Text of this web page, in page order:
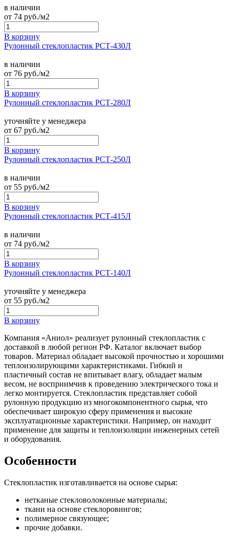
в наличии
от 74 руб./м2
В корзину
Рулонный стеклопластик РСТ-430Л
в наличии
от 76 руб./м2
В корзину
Рулонный стеклопластик РСТ-280Л
уточняйте у менеджера
от 67 руб./м2
В корзину
Рулонный стеклопластик РСТ-250Л
в наличии
от 55 руб./м2
В корзину
Рулонный стеклопластик РСТ-415Л
в наличии
от 74 руб./м2
В корзину
Рулонный стеклопластик РСТ-140Л
уточняйте у менеджера
от 55 руб./м2
В корзину
Компания «Аниол» реализует рулонный стеклопластик с
доставкой в любой регион РФ. Каталог включает выбор
товаров. Материал обладает высокой прочностью и хорошими
теплоизолирующими характеристиками. Гибкий и
пластичный состав не впитывает влагу, обладает малым
весом, не восприимчив к проведению электрического тока и
легко монтируется. Стеклопластик представляет собой
рулонную продукцию из многокомпонентного сырья, что
обеспечивает широкую сферу применения и высокие
эксплуатационные характеристики. Например, он находит
применение для защиты и теплоизоляции инженерных сетей
и оборудования.
Особенности
Стеклопластик изготавливается на основе сырья:
нетканые стекловолоконные материалы;
ткани на основе стеклоровингов;
полимерное связующее;
прочие добавки.